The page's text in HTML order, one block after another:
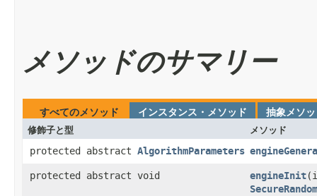
メソッドのサマリー
すべてのメソッド インスタンス・メソッド 抽象メソ
修飾子と型 メソッド
protected abstract AlgorithmParameters
protected abstract void engineInit
SecureRandom